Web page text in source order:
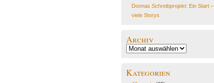
Donnas Schreibprojekt: Ein Start –
viele Storys
Archiv
Archiv
Kategorien